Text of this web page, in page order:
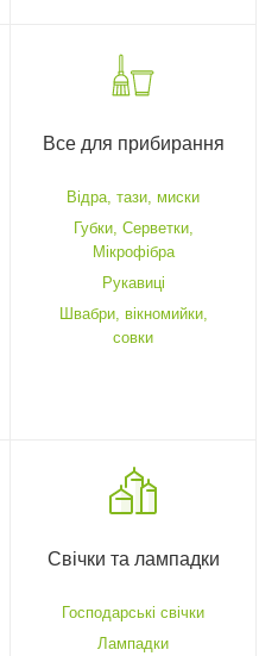
Все для прибирання
Відра, тази, миски
Губки, Серветки,
Мікрофібра
Рукавиці
Швабри, вікномийки,
совки
Свічки та лампадки
Господарські свічки
Лампадки